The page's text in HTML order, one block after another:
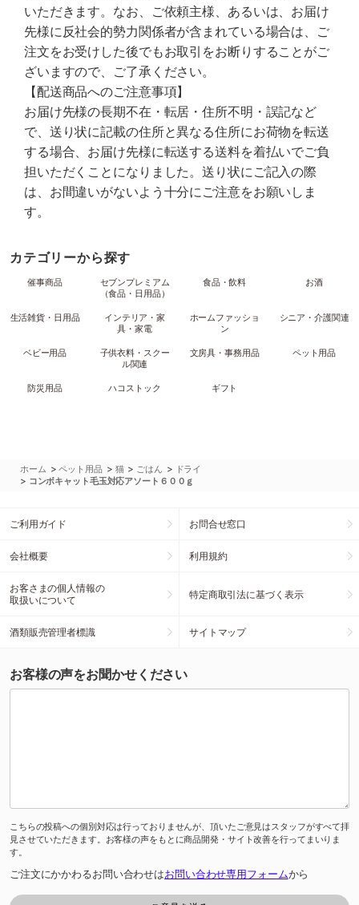
いただきます。なお、ご依頼主様、あるいは、お届け
先様に反社会的勢力関係者が含まれている場合は、ご
注文をお受けした後でもお取引をお断りすることがご
ざいますので、ご了承ください。
【配送商品へのご注意事項】
お届け先様の長期不在・転居・住所不明・誤記など
で、送り状に記載の住所と異なる住所にお荷物を転送
する場合、お届け先様に転送する送料を着払いでご負
担いただくことになりました。送り状にご記入の際
は、お間違いがないよう十分にご注意をお願いしま
す。
カテゴリーから探す
催事商品
セブンプレミアム
（食品・日用品）
食品・飲料 お酒
生活雑貨・日用品
インテリア・家
具・家電
ホームファッショ
ン
シニア・介護関連
ベビー用品
子供衣料・スクー
ル関連
文房具・事務用品 ペット用品
防災用品 ハコストック ギフト
ホーム >ペット用品 > 猫 > ごはん > ドライ
> コンボキャット毛玉対応アソート６００ｇ
ご利用ガイド お問合せ窓口
会社概要 利用規約
お客さまの個人情報の
取扱いについて
特定商取引法に基づく表示
酒類販売管理者標識 サイトマップ
お客様の声をお聞かせください
こちらの投稿への個別対応は行っておりませんが、頂いたご意見はスタッフがすべて拝
見させていただきます。お客様の声をもとに商品開発・サイト改善を行ってまいりま
す。
ご注文にかかわるお問い合わせはお問い合わせ専用フォームから